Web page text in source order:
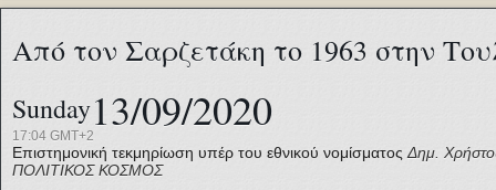
Από τον Σαρζετάκη το 1963 στην
Sunday13/09/2020
17:04 GMT+2
Επιστημονική τεκμηρίωση υπέρ του εθνικού νομίσματος Δημ.
ΠΟΛΙΤΙΚΟΣ ΚΟΣΜΟΣ